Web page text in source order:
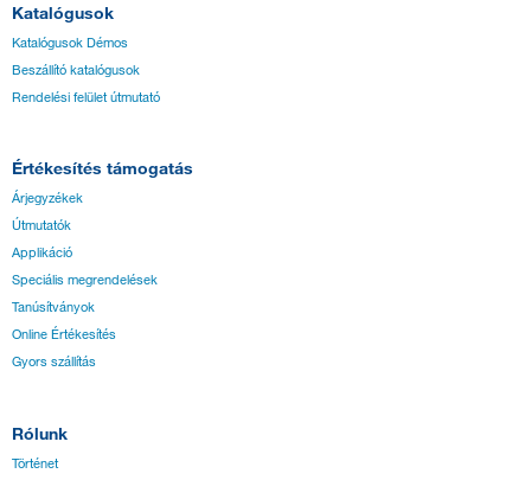
Katalógusok
Katalógusok Démos
Beszállító katalógusok
Rendelési felület útmutató
Értékesítés támogatás
Árjegyzékek
Útmutatók
Applikáció
Speciális megrendelések
Tanúsítványok
Online Értékesítés
Gyors szállítás
Rólunk
Történet